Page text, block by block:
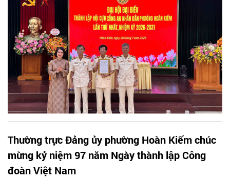
Thường trực Đảng ủy phường Hoàn Kiếm chúc
mừng kỷ niệm 97 năm Ngày thành lập Công
đoàn Việt Nam